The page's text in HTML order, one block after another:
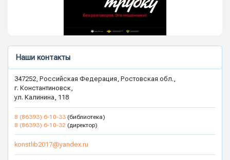
Наши контакты
347252, Российская Федерация, Ростовская обл.,
г. Константиновск,
ул. Калинина, 118
8 (86393) 6-10-33 (библиотека)
8 (86393) 6-10-32 (директор)
konstlib2017@yandex.ru